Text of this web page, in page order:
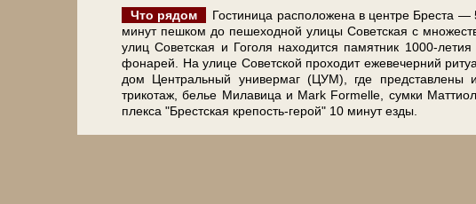
Что ря­дом
Го­сти­ни­ца рас­по­ло­же­на в цен­тре Бре­ста
ми­нут пеш­ком до пе­ше­ход­ной ули­цы Со­вет­ская с
улиц Со­вет­ская и Го­го­ля на­хо­дит­ся па­мят­ник 1000-
фонарей. На ули­це Со­вет­ской про­хо­дит ежевечерний
дом Цен­траль­ный уни­вер­маг (ЦУМ), где пред­став­ле­ны
трикотаж, белье Милавица и Mark Formelle, сумки
плек­са "Брест­ская крепость-герой" 10 ми­нут ез­ды.